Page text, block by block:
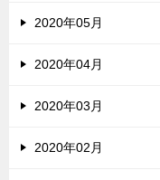
2020年05月
2020年04月
2020年03月
2020年02月